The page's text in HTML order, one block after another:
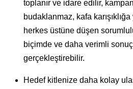
toplanır ve idare edilir,
budaklanmaz, kafa
herkes üstüne düşen
biçimde ve daha verimli
gerçekleştirebilir.
Hedef kitlenize daha kolay